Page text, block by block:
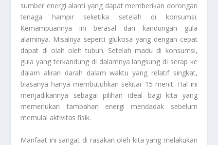
sumber energi alami yang dapat memberikan dorongan
tenaga hampir seketika setelah di konsumsi.
Kemampuannya ini berasal dari kandungan gula
alaminya. Misalnya seperti glukosa yang dengan cepat
dapat di olah oleh tubuh. Setelah madu di konsumsi,
gula yang terkandung di dalamnya langsung di serap ke
dalam aliran darah dalam waktu yang relatif singkat,
biasanya hanya membutuhkan sekitar 15 menit. Hal ini
menjadikannya sebagai pilihan ideal bagi kita yang
memerlukan tambahan energi mendadak sebelum
memulai aktivitas fisik.
Manfaat ini sangat di rasakan oleh kita yang melakukan